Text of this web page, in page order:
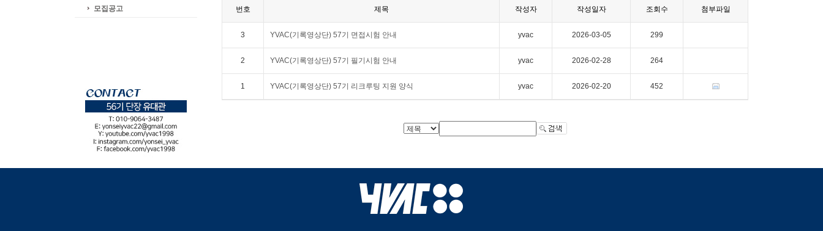
모집공고 번호 제목 작성자 작성일자 조회수 첨부파일
3 YVAC(기록영상단) 57기 면접시험 안내 yvac 2026-03-05 299
2 YVAC(기록영상단) 57기 필기시험 안내 yvac 2026-02-28 264
1 YVAC(기록영상단) 57기 리크루팅 지원 양식 yvac 2026-02-20 452